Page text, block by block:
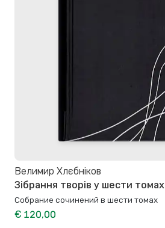
Велимир Хлєбніков
Зібрання творів у шести томах
Собрание сочинений в шести томах
€ 120,00